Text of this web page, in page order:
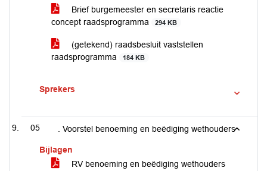
Brief burgemeester en secretaris reactie
concept raadsprogramma
294 KB
(getekend) raadsbesluit vaststellen
raadsprogramma
184 KB
Sprekers
05 . Voorstel benoeming en beëdiging wethouders
Bijlagen
RV benoeming en beëdiging wethouders